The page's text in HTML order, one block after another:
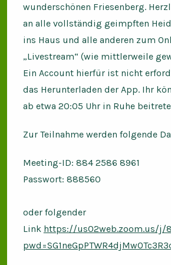
wunderschönen Friesenberg.
an alle vollständig geimpften
ins Haus und alle anderen zum
„Livestream“ (wie mittlerweile
Ein Account hierfür ist nicht
das Herunterladen der App. Ihr
ab etwa 20:05 Uhr in Ruhe
Zur Teilnahme werden folgende
Meeting-ID: 884 2586 8961
Passwort: 888560
oder folgender
Link https://us02web.zoom.us/j/